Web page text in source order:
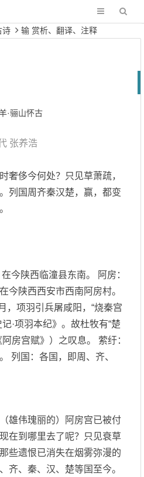
诗 输 赏析、翻译、注释
·骊山怀古
张养浩
奢侈今何处？只见草萧疏，
列国周齐秦汉楚，赢，都变
今陕西临潼县东南。 阿房：
今陕西西安市西南阿房村。
，项羽引兵屠咸阳，“烧秦宫
·项羽本纪》。故杜牧有“楚
房宫赋》）之叹息。 萦纡：
列国：各国，即周、齐、
雄伟瑰丽的）阿房宫已被付
在到哪里去了呢？只见衰草
些遗恨已消失在烟雾弥漫的
齐、秦、汉、楚等国至今。